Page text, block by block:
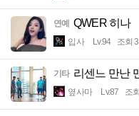
연예 QWER 히나
입사 Lv.94 조회
기타 리센느 만난
옆사마 Lv.87 조